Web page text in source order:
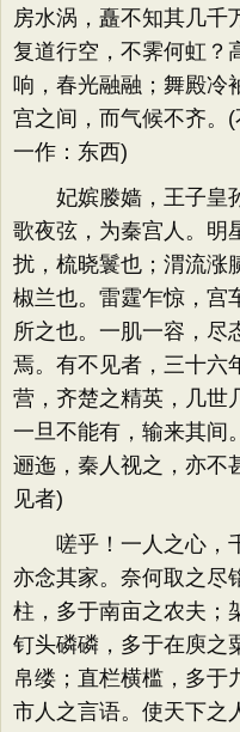
房水涡，矗不知其几千
复道行空，不霁何虹？
响，春光融融；舞殿冷
宫之间，而气候不齐。
一作：东西)
妃嫔媵嫱，王子皇孙
歌夜弦，为秦宫人。明
扰，梳晓鬟也；渭流涨
椒兰也。雷霆乍惊，宫
所之也。一肌一容，尽
焉。有不见者，三十六
营，齐楚之精英，几世
一旦不能有，输来其间
逦迤，秦人视之，亦不
见者)
嗟乎！一人之心，千
亦念其家。奈何取之尽
柱，多于南亩之农夫；
钉头磷磷，多于在庾之
帛缕；直栏横槛，多于
市人之言语。使天下之